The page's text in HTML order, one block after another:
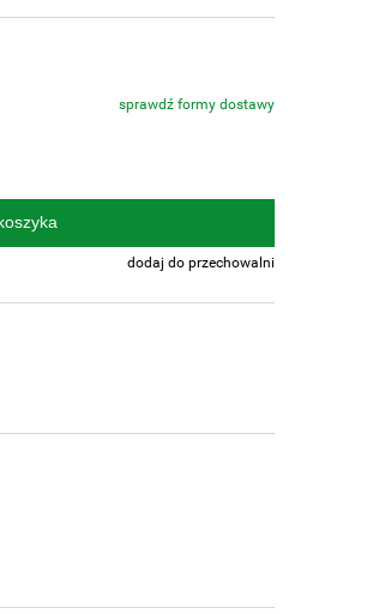
sprawdź formy dostawy
dodaj do przechowalni